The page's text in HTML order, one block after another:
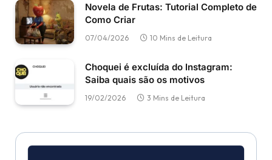
Novela de Frutas: Tutorial Completo de
Como Criar
07/04/2026 10 Mins de Leitura
Choquei é excluída do Instagram:
Saiba quais são os motivos
19/02/2026 3 Mins de Leitura